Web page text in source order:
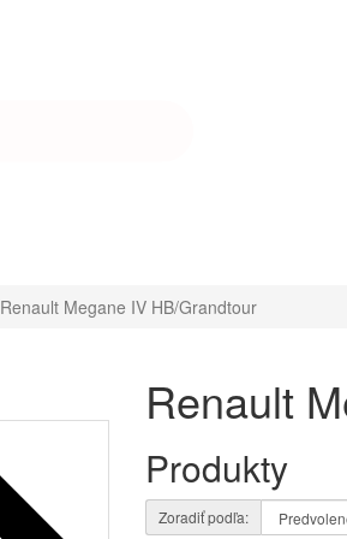
Renault Megane IV HB/Grandtour
Renault
Produkty
Zoradiť podľa: